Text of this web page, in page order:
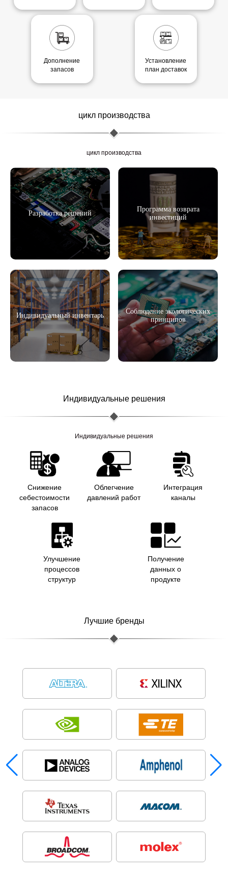
Дополнение
запасов
Установление
план доставок
цикл производства
цикл производства
Разработка решений
Программа возврата
инвестиций
Индивидуальный инвентарь
Соблюдение экологических
принципов
Индивидуальные решения
Индивидуальные решения
Снижение
себестоимости
запасов
Облегчение
давлений работ
Интеграция
каналы
Улучшение
процессов
структур
Получение
данных о
продукте
Лучшие бренды